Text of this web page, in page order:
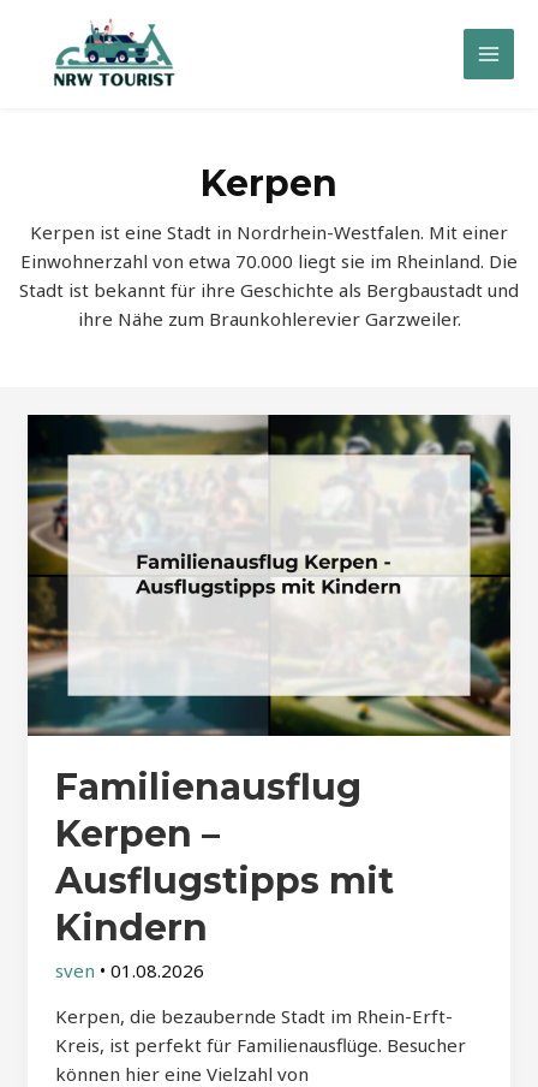
springen
Main
Kerpen
Kerpen ist eine Stadt in Nordrhein-Westfalen. Mit einer
Einwohnerzahl von etwa 70.000 liegt sie im Rheinland. Die
Stadt ist bekannt für ihre Geschichte als Bergbaustadt und
ihre Nähe zum Braunkohlerevier Garzweiler.
Familienausflug
Kerpen –
Ausflugstipps mit
Kindern
sven • 01.08.2026
Kerpen, die bezaubernde Stadt im Rhein-Erft-
Kreis, ist perfekt für Familienausflüge. Besucher
können hier eine Vielzahl von